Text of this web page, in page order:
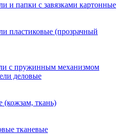
и папки с завязками картонные
пластиковые (прозрачный
с пружинным механизмом
деловые
(кожзам, ткань)
тканевые